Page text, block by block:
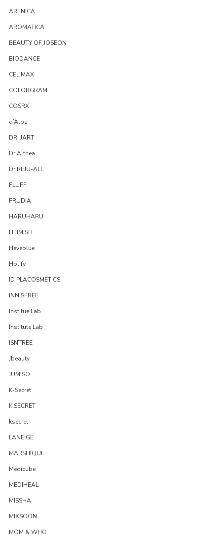
ARENICA
AROMATICA
BEAUTY OF JOSEON
BIODANCE
CELIMAX
COLORGRAM
COSRX
d’Alba
DR. JART
Dr.Althea
Dr.REJU-ALL
FLUFF
FRUDIA
HARUHARU
HEIMISH
Heveblue
Holify
ID PLACOSMETICS
INNISFREE
Institue Lab
Institute Lab
ISNTREE
Jbeauty
JUMISO
K-Secret
K.SECRET
ksecret
LANEIGE
MARSHIQUE
Medicube
MEDIHEAL
MISSHA
MIXSOON
MOM & WHO